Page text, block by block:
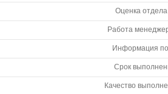
Оценка
Работа
Информация
Срок
Качество